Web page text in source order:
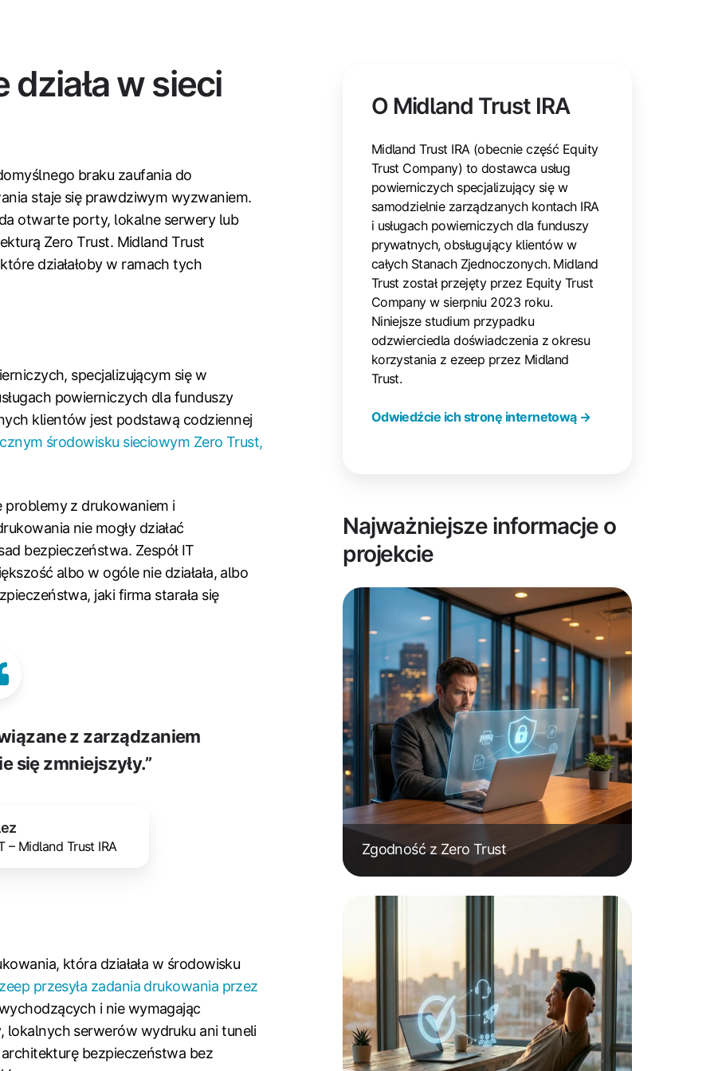
w sieci
braku zaufania do
staje się prawdziwym wyzwaniem.
otwarte porty, lokalne serwery lub
Zero Trust. Midland Trust
działałoby w ramach tych
specjalizującym się w
powierniczych dla funduszy
klientów jest podstawą codziennej
środowisku sieciowym Zero Trust,
problemy z drukowaniem i
nie mogły działać
bezpieczeństwa. Zespół IT
albo w ogóle nie działała, albo
jaki firma starała się
z zarządzaniem
się zmniejszyły.”
– Midland Trust IRA
która działała w środowisku
przesyła zadania drukowania przez
i nie wymagając
serwerów wydruku ani tuneli
bezpieczeństwa bez
O Midland Trust IRA
Midland Trust IRA (obecnie część Equity
Trust Company) to dostawca usług
powierniczych specjalizujący się w
samodzielnie zarządzanych kontach IRA
i usługach powierniczych dla funduszy
prywatnych, obsługujący klientów w
całych Stanach Zjednoczonych. Midland
Trust został przejęty przez Equity Trust
Company w sierpniu 2023 roku.
Niniejsze studium przypadku
odzwierciedla doświadczenia z okresu
korzystania z ezeep przez Midland
Trust.
Odwiedźcie ich stronę internetową →
Najważniejsze informacje o
projekcie
Zgodność z Zero Trust